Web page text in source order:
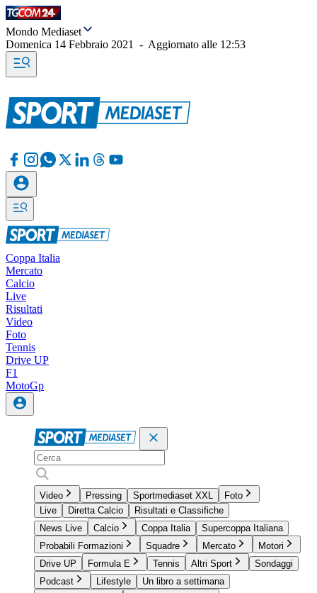
Mondo Mediaset
Domenica 14 Febbraio 2021
- Aggiornato alle 12:53
Coppa Italia
Mercato
Calcio
Live
Risultati
Video
Foto
Tennis
Drive UP
F1
MotoGp
Video Pressing Sportmediaset XXL
Foto
Live
Diretta Calcio
Risultati e Classifiche
News Live
Calcio Coppa Italia
Supercoppa Italiana
Probabili Formazioni
Squadre Mercato
Motori
Drive UP
Formula E Tennis Altri Sport
Sondaggi
Podcast
Lifestyle
Un libro a settimana